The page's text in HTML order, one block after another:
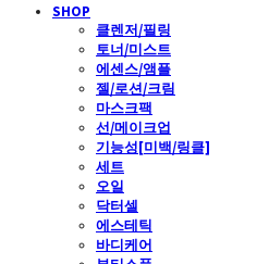
SHOP
클렌저/필링
토너/미스트
에센스/앰플
젤/로션/크림
마스크팩
선/메이크업
기능성[미백/링클]
세트
오일
닥터셀
에스테틱
바디케어